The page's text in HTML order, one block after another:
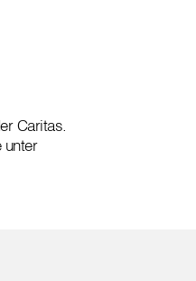
Caritas.
unter